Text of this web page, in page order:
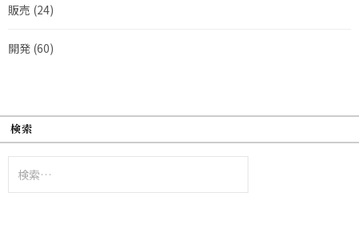
販売 (24)
開発 (60)
検索
索: